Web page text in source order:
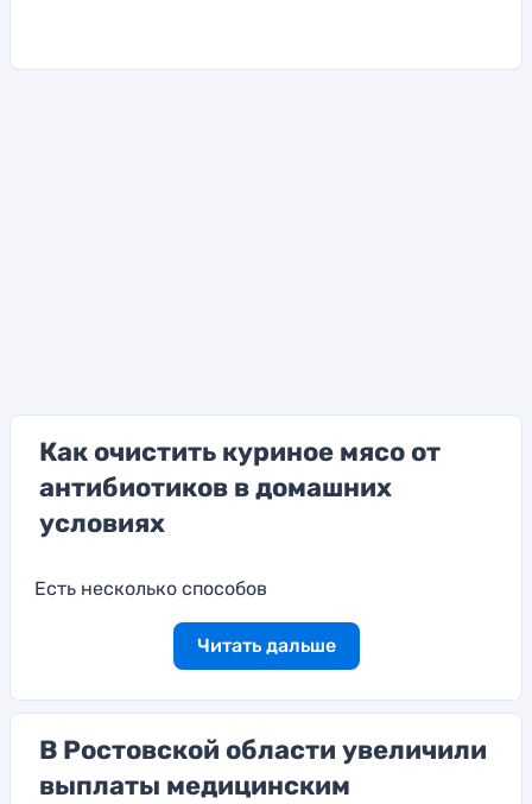
Как очистить куриное мясо от
антибиотиков в домашних
условиях
Есть несколько способов
Читать дальше
В Ростовской области увеличили
выплаты медицинским